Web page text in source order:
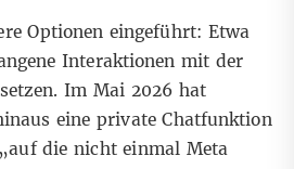
Optionen eingeführt: Etwa
Interaktionen mit der
. Im Mai 2026 hat
eine private Chatfunktion
die nicht einmal Meta